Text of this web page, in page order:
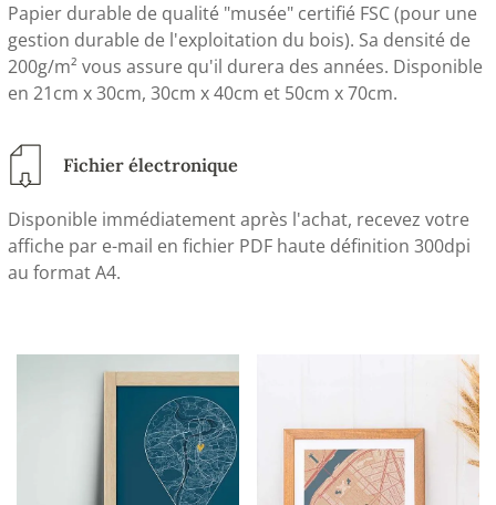
Papier durable de qualité "musée" certifié FSC (pour une
gestion durable de l'exploitation du bois). Sa densité de
200g/m² vous assure qu'il durera des années. Disponible
en 21cm x 30cm, 30cm x 40cm et 50cm x 70cm.
Fichier électronique
Disponible immédiatement après l'achat, recevez votre
affiche par e-mail en fichier PDF haute définition 300dpi
au format A4.